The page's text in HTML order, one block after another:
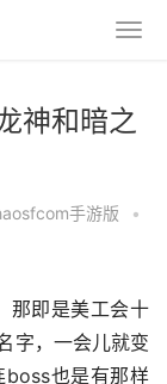
神和暗之
手游版
•
那即是美工会十
字，一会儿就变
boss也是有那样